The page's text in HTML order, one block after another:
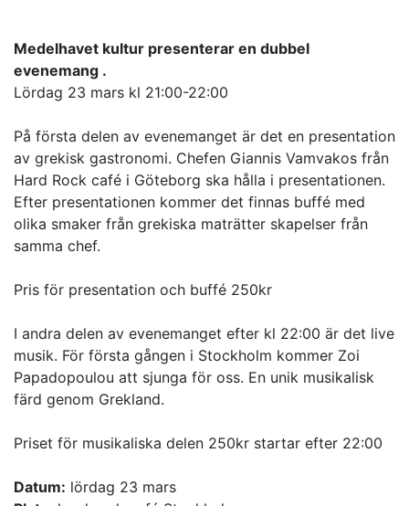
Medelhavet kultur presenterar en dubbel
evenemang .
Lördag 23 mars kl 21:00-22:00
På första delen av evenemanget är det en presentation
av grekisk gastronomi. Chefen Giannis Vamvakos från
Hard Rock café i Göteborg ska hålla i presentationen.
Efter presentationen kommer det finnas buffé med
olika smaker från grekiska maträtter skapelser från
samma chef.
Pris för presentation och buffé 250kr
I andra delen av evenemanget efter kl 22:00 är det live
musik. För första gången i Stockholm kommer Zoi
Papadopoulou att sjunga för oss. En unik musikalisk
färd genom Grekland.
Priset för musikaliska delen 250kr startar efter 22:00
Datum: lördag 23 mars